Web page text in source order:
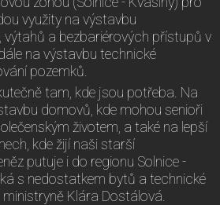
využity na výstavbu
a bezbariérových přístupů v
na výstavbu technické
pozemků.
tam, kde jsou potřeba. Na
domovů, kde mohou senioři
životem, a také na lepší
kde žijí naši starší
putuje i do regionu Solnice -
s nedostatkem bytů a technické
Klára Dostálová.